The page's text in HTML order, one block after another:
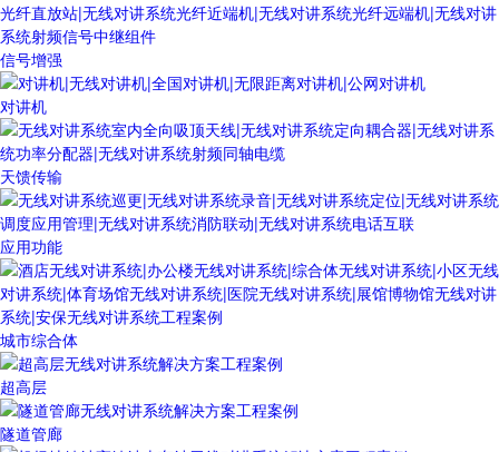
信号增强
对讲机
天馈传输
应用功能
城市综合体
超高层
隧道管廊